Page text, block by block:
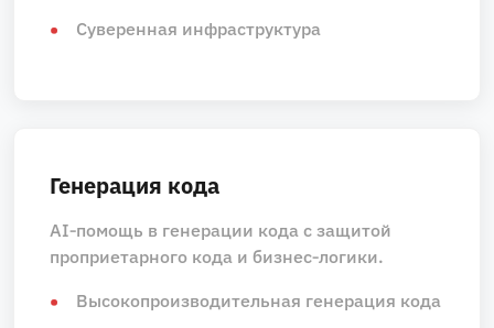
Суверенная инфраструктура
Генерация кода
AI‑помощь в генерации кода с защитой
проприетарного кода и бизнес‑логики.
Высокопроизводительная генерация кода